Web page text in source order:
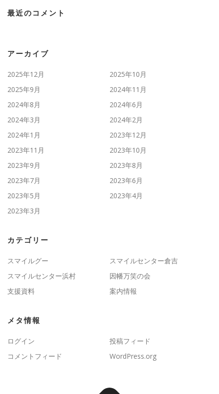
最近のコメント
アーカイブ
2025年12月
2025年10月
2025年9月
2024年11月
2024年8月
2024年6月
2024年3月
2024年2月
2024年1月
2023年12月
2023年11月
2023年10月
2023年9月
2023年8月
2023年7月
2023年6月
2023年5月
2023年4月
2023年3月
カテゴリー
スマイルグー
スマイルセンター倉吉
スマイルセンター浜村
因幡万笑の会
支援資料
案内情報
メタ情報
ログイン
投稿フィード
コメントフィード
WordPress.org